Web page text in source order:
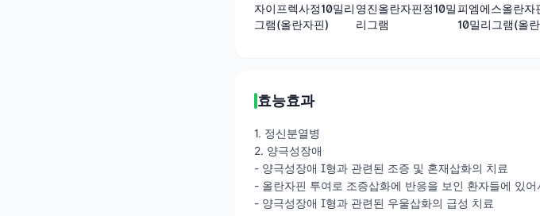
자이프렉사정10밀리
그램(올란자핀)
영진올란자핀정10밀
리그램
피엠에스올란자
10밀리그램(올
효능효과
1. 정신분열병
2. 양극성장애
- 양극성장애 I형과 관련된 조증 및 혼재삽화의 치료
- 올란자핀 투여로 조증삽화에 반응을 보인 환자들에 있
- 양극성장애 I형과 관련된 우울삽화의 급성 치료